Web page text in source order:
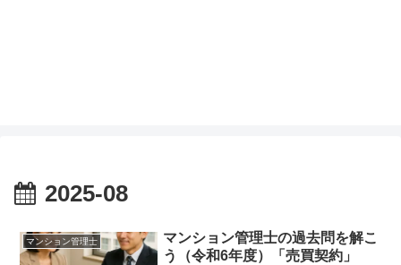
2025-08
マンション管理士
マンション管理士の過去問を解こ
う（令和6年度）「売買契約」